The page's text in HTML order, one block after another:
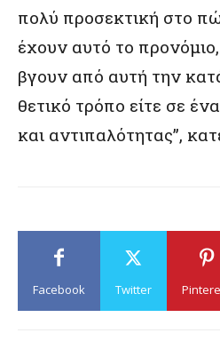
πολύ προσεκτική στο
έχουν αυτό το
βγουν από αυτή την
θετικό τρόπο είτε σε
και αντιπαλότητας”,
Facebook Twitter